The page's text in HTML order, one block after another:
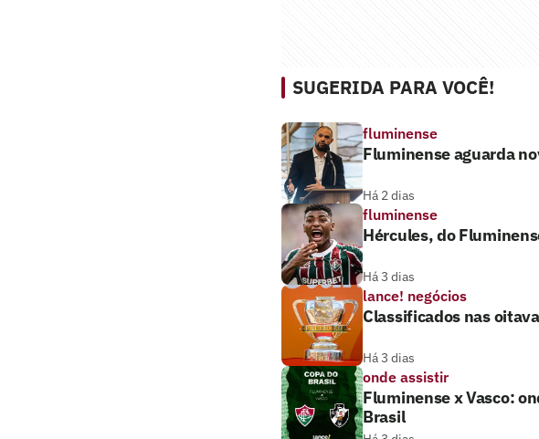
SUGERIDA PARA VOCÊ!
fluminense
Fluminense aguarda
Há 2 dias
fluminense
Hércules, do
Há 3 dias
lance! negócios
Classificados nas
Há 3 dias
onde assistir
Fluminense x Vasco:
Brasil